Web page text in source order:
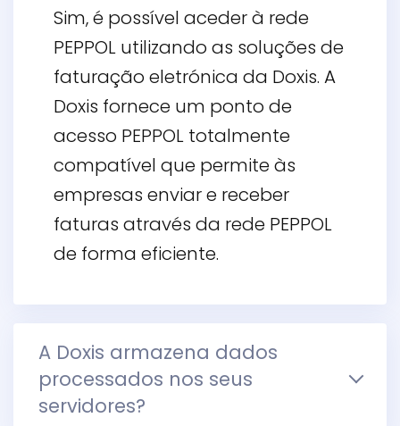
Sim, é possível aceder à rede
PEPPOL utilizando as soluções de
faturação eletrónica da Doxis. A
Doxis fornece um ponto de
acesso PEPPOL totalmente
compatível que permite às
empresas enviar e receber
faturas através da rede PEPPOL
de forma eficiente.
A Doxis armazena dados
processados nos seus
servidores?